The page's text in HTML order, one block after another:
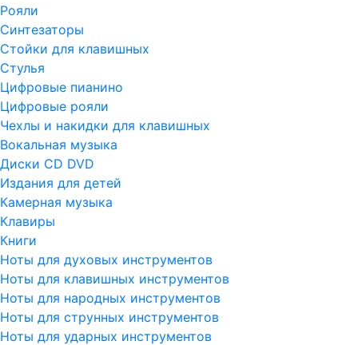
Рояли
Синтезаторы
Стойки для клавишных
Стулья
Цифровые пианино
Цифровые рояли
Чехлы и накидки для клавишных
Вокальная музыка
Диски CD DVD
Издания для детей
Камерная музыка
Клавиры
Книги
Ноты для духовых инструментов
Ноты для клавишных инструментов
Ноты для народных инструментов
Ноты для струнных инструментов
Ноты для ударных инструментов